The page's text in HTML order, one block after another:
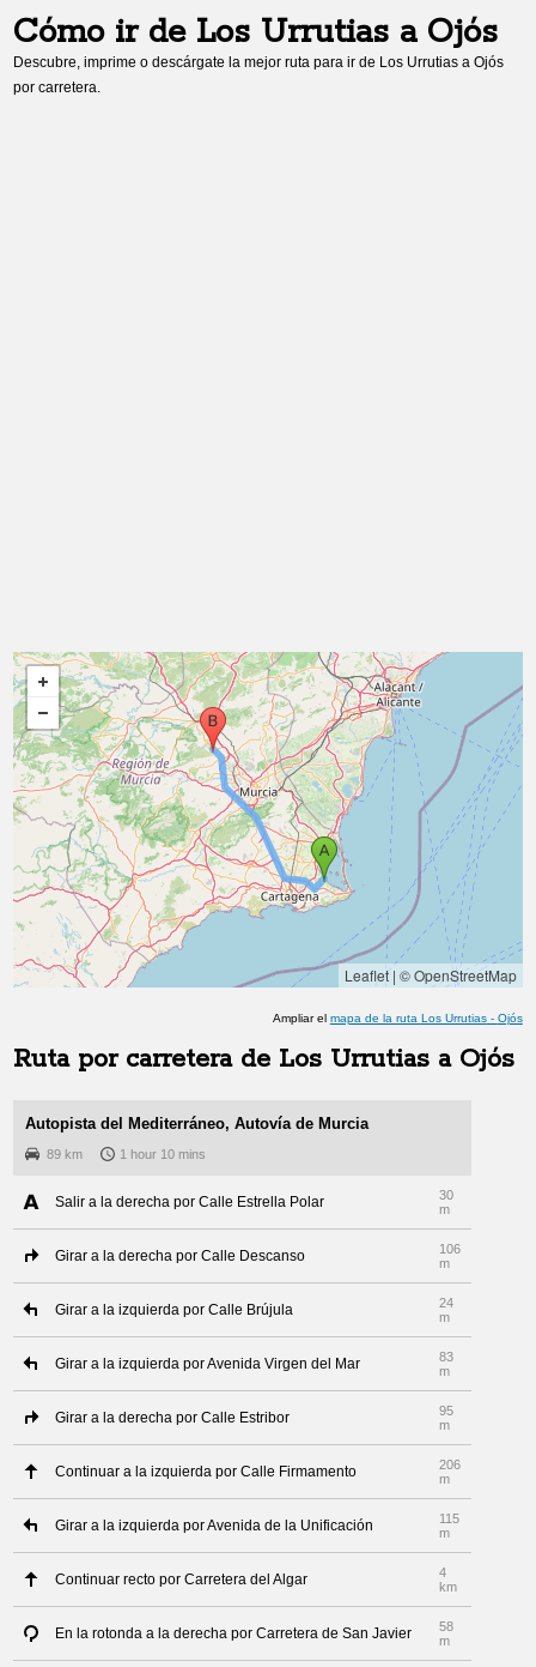
Cómo ir de Los Urrutias a Ojós
Descubre, imprime o descárgate la mejor ruta para ir de Los Urrutias aOjós
por carretera.
Leaflet| © OpenStreetMap
Ampliar el mapa de la ruta Los Urrutias- Ojós
Ruta por carretera de Los Urrutias a Ojós
Autopista del Mediterráneo, Autovía de Murcia
89 km 1 hour 10 mins
Salir a la derecha por Calle Estrella Polar
30
m
Girar a la derecha por Calle Descanso
106
m
Girar a la izquierda por Calle Brújula
24
m
Girar a la izquierda por Avenida Virgen del Mar
83
m
Girar a la derecha por Calle Estribor
95
m
Continuar a la izquierda por Calle Firmamento
206
m
Girar a la izquierda por Avenida de la Unificación
115
m
Continuar recto por Carretera del Algar
4
km
En la rotonda a la derecha por Carretera de San Javier
58
m